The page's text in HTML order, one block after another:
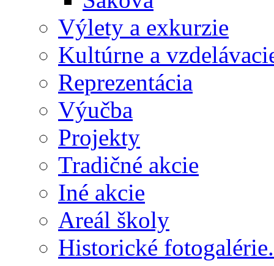
Výlety a exkurzie
Kultúrne a
Reprezentácia
Výučba
Projekty
Tradičné akcie
Iné akcie
Areál školy
Historické